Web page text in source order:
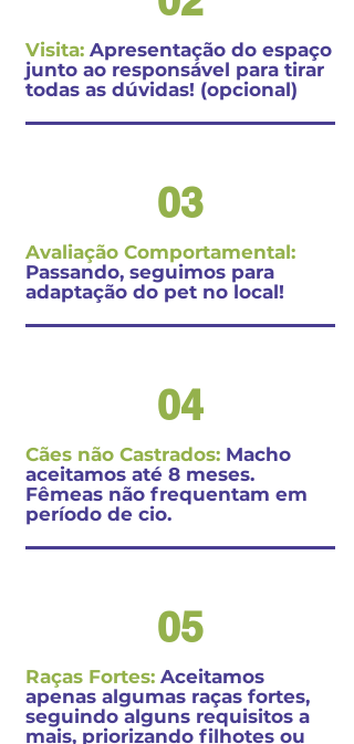
Visita:Apresentação do espaço
junto ao responsável para tirar
todas as dúvidas! (opcional)
03
Avaliação Comportamental:
Passando, seguimos para
adaptação do pet no local!
04
Cães não Castrados:Macho
aceitamos até 8 meses.
Fêmeas não frequentam em
período de cio.
05
Raças Fortes:Aceitamos
apenas algumas raças fortes,
seguindo alguns requisitos a
mais, priorizando filhotes ou